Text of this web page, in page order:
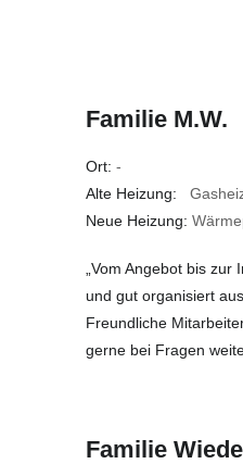
Familie M.W.
Ort: -
Alte Heizung:
Neue Heizung:
„Vom Angebot bis
und gut organisiert
Freundliche
gerne bei Fragen
Familie